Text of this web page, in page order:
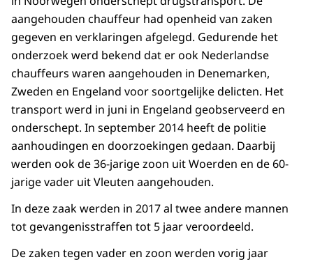
aangehouden chauffeur had openheid van zaken
gegeven en verklaringen afgelegd. Gedurende het
onderzoek werd bekend dat er ook Nederlandse
chauffeurs waren aangehouden in Denemarken,
Zweden en Engeland voor soortgelijke delicten. Het
transport werd in juni in Engeland geobserveerd en
onderschept. In september 2014 heeft de politie
aanhoudingen en doorzoekingen gedaan. Daarbij
werden ook de 36-jarige zoon uit Woerden en de 60-
jarige vader uit Vleuten aangehouden.
In deze zaak werden in 2017 al twee andere mannen
tot gevangenisstraffen tot 5 jaar veroordeeld.
De zaken tegen vader en zoon werden vorig jaar